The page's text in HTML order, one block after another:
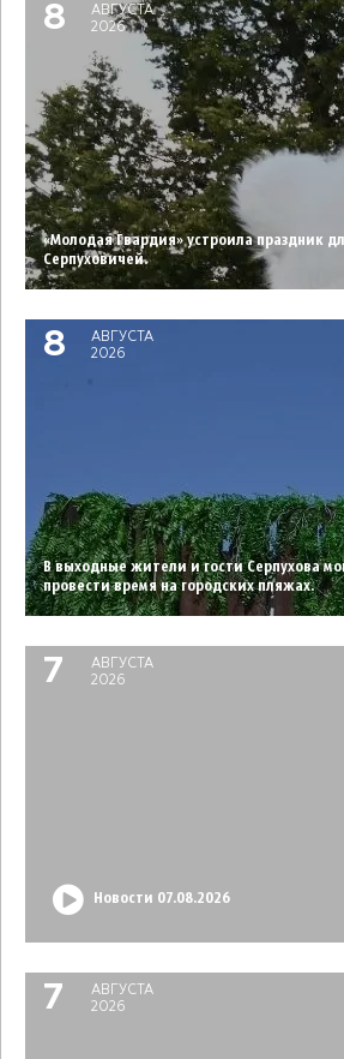
8
АВГУСТА
2026
«Молодая Гвардия» устроила праздник
Серпуховичей.
8
АВГУСТА
2026
В выходные жители и гости Серпухова
провести время на городских пляжах.
7
АВГУСТА
2026
Новости 07.08.2026
7
АВГУСТА
2026